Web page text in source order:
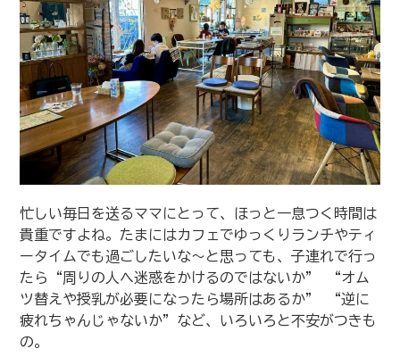
忙しい毎日を送るママにとって、ほっと一息つく時間は
貴重ですよね。たまにはカフェでゆっくりランチやティ
ータイムでも過ごしたいな〜と思っても、子連れで行っ
たら“周りの人へ迷惑をかけるのではないか” “オム
ツ替えや授乳が必要になったら場所はあるか” “逆に
疲れちゃんじゃないか”など、いろいろと不安がつきも
の。